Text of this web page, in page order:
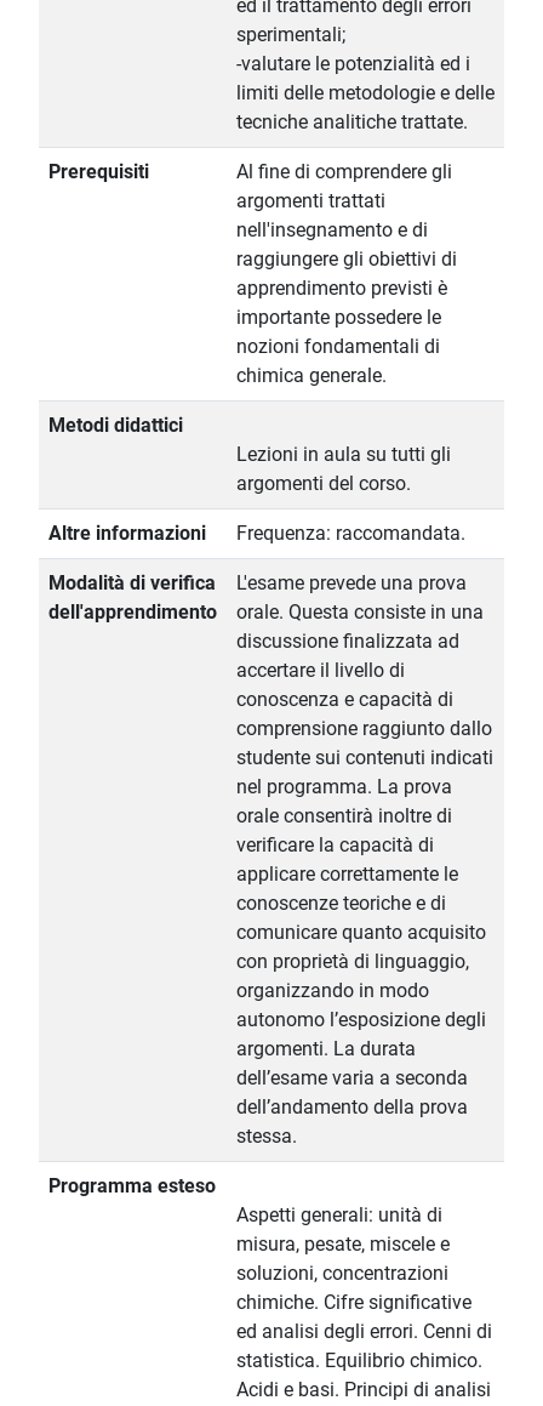
ed il trattamento degli errori
sperimentali;
-valutare le potenzialità ed i
limiti delle metodologie e delle
tecniche analitiche trattate.
Prerequisiti
Al fine di comprendere gli
argomenti trattati
nell'insegnamento e di
raggiungere gli obiettivi di
apprendimento previsti è
importante possedere le
nozioni fondamentali di
chimica generale.
Metodi didattici
Lezioni in aula su tutti gli
argomenti del corso.
Altre informazioni Frequenza: raccomandata.
Modalità di verifica
dell'apprendimento
L'esame prevede una prova
orale. Questa consiste in una
discussione finalizzata ad
accertare il livello di
conoscenza e capacità di
comprensione raggiunto dallo
studente sui contenuti indicati
nel programma. La prova
orale consentirà inoltre di
verificare la capacità di
applicare correttamente le
conoscenze teoriche e di
comunicare quanto acquisito
con proprietà di linguaggio,
organizzando in modo
autonomo l’esposizione degli
argomenti. La durata
dell’esame varia a seconda
dell’andamento della prova
stessa.
Programma esteso
Aspetti generali: unità di
misura, pesate, miscele e
soluzioni, concentrazioni
chimiche. Cifre significative
ed analisi degli errori. Cenni di
statistica. Equilibrio chimico.
Acidi e basi. Principi di analisi